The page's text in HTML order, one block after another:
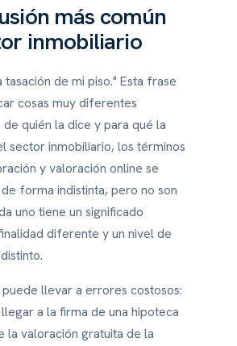
más común
inmobiliario
tasación de mi piso." Esta frase
cosas muy diferentes
quién la dice y para qué la
sector inmobiliario, los términos
y valoración online se
forma indistinta, pero no son
uno tiene un significado
diferente y un nivel de
llevar a errores costosos:
a la firma de una hipoteca
la valoración gratuita de la